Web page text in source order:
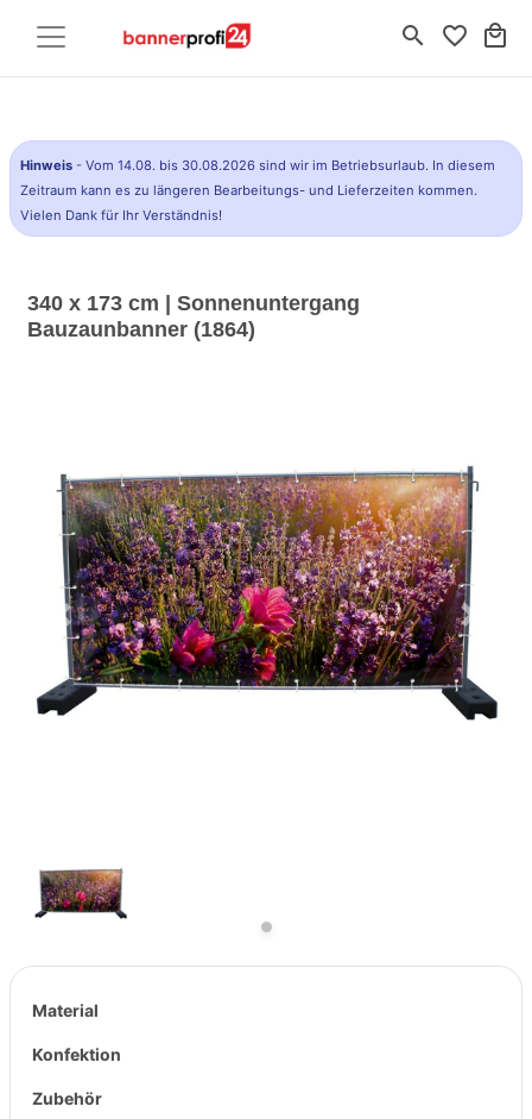
search favorite_border local_mall
Hinweis - Vom 14.08. bis 30.08.2026 sind wir im Betriebsurlaub. In diesem
Zeitraum kann es zu längeren Bearbeitungs- und Lieferzeiten kommen.
Vielen Dank für Ihr Verständnis!
340 x 173 cm | Sonnenuntergang
Bauzaunbanner (1864)
Previous Next
Material
Konfektion
Zubehör